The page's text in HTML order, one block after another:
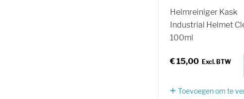
Helmreiniger Kask
Industrial Helmet
100ml
€ 15,00
Toevoegen om te